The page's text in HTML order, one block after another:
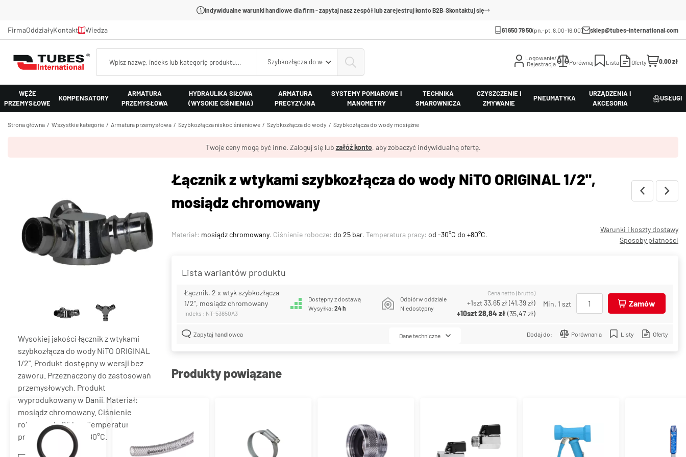
Indywidualne warunki handlowe dla firm - zapytaj nasz zespół lub zarejestruj konto B2B. Skontaktuj się
FirmaOddziałyKontakt Wiedza 61 650 79 50(pn.-pt. 8.00-16.00) sklep@tubes-international.com
Szybkozłącza do wody mosiężne
Logowanie/
Rejestracja
Porównaj Lista Oferty 0,00 zł
WĘŻE
PRZEMYSŁOWE
KOMPENSATORY
ARMATURA
PRZEMYSŁOWA
HYDRAULIKA SIŁOWA
(WYSOKIE CIŚNIENIA)
ARMATURA
PRECYZYJNA
SYSTEMY POMIAROWE I
MANOMETRY
TECHNIKA
SMAROWNICZA
CZYSZCZENIE I
ZMYWANIE
PNEUMATYKA
URZĄDZENIA I
AKCESORIA
USŁUGI
Strona główna Wszystkie kategorie Armatura przemysłowa Szybkozłącza niskociśnieniowe Szybkozłącza do wody Szybkozłącza do wody mosiężne
Twoje ceny mogą być inne. Zaloguj się lub załóż konto, aby zobaczyć indywidualną ofertę.
Wysokiej jakości łącznik z wtykami
szybkozłącza do wody NiTO ORIGINAL
1/2". Produkt dostępny w wersji bez
zaworu. Przeznaczony do zastosowań
przemysłowych. Produkt
wyprodukowany w Danii Materiał:
mosiądz chromowany. Ciśnienie
robocze: do 25 bar. Temperatura
pracy: od -30°C do +80°C.
Łącznik z wtykami szybkozłącza do wody NiTO ORIGINAL 1/2",
mosiądz chromowany
Materiał: mosiądz chromowany. Ciśnienie robocze: do 25 bar. Temperatura pracy: od -30°C do +80°C.
Warunki i koszty dostawy
Sposoby płatności
Lista wariantów produktu
Łącznik, 2 x wtyk szybkozłącza
1/2", mosiądz chromowany
Indeks : NT-53650A3
Dostępny z dostawą
Wysyłka:24 h
Odbiór w oddziale
Niedostępny
Cena netto (brutto)
+1szt33,65 zł(41,39 zł)
+10szt28,84 zł(35,47 zł)
Min. 1 szt Zamów
Zapytaj handlowca Dodaj do: Porównania Listy Oferty
Dane techniczne
Produkty powiązane